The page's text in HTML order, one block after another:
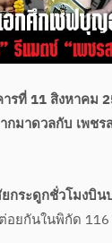
ที่ 11 สิงหาคม
กมาดวลกับ เพช
กระดูกชั่วโมงบิ
อยกันในพิกัด